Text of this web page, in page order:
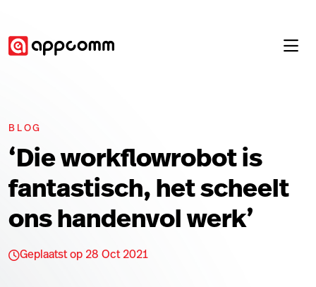
BLOG
‘Die workflowrobot is
fantastisch, het scheelt
ons handenvol werk’
Geplaatst op 28 Oct 2021